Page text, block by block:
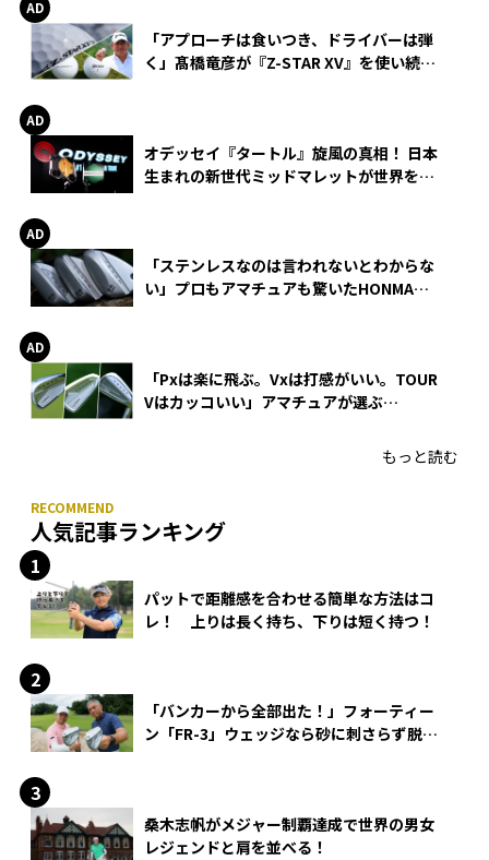
「アプローチは食いつき、ドライバーは弾
く」髙橋竜彦が『Z-STAR XV』を使い続け
オデッセイ『タートル』旋風の真相！ 日本
生まれの新世代ミッドマレットが世界を席
「ステンレスなのは言われないとわからな
い」プロもアマチュアも驚いたHONMA
「Pxは楽に飛ぶ。Vxは打感がいい。TOUR
Vはカッコいい」アマチュアが選ぶ
もっと読む
人気記事ランキング
パットで距離感を合わせる簡単な方法はコ
レ！ 上りは長く持ち、下りは短く持つ！
「バンカーから全部出た！」フォーティー
ン「FR-3」ウェッジなら砂に刺さらず脱出
桑木志帆がメジャー制覇達成で世界の男女
レジェンドと肩を並べる！